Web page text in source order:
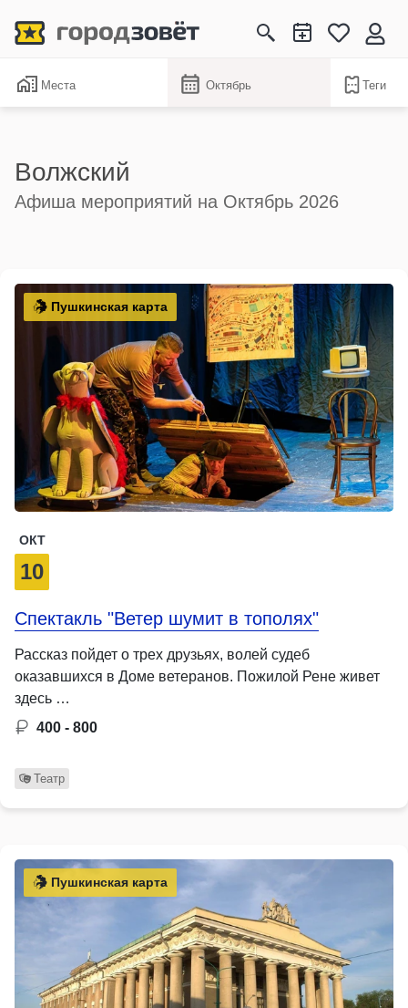
Места Октябрь Теги
Волжский
Афиша мероприятий на Октябрь 2026
Пушкинская карта
ОКТ
10
Спектакль "Ветер шумит в тополях"
Рассказ пойдет о трех друзьях, волей судеб
оказавшихся в Доме ветеранов. Пожилой Рене живет
здесь …
400 - 800
Театр
Пушкинская карта